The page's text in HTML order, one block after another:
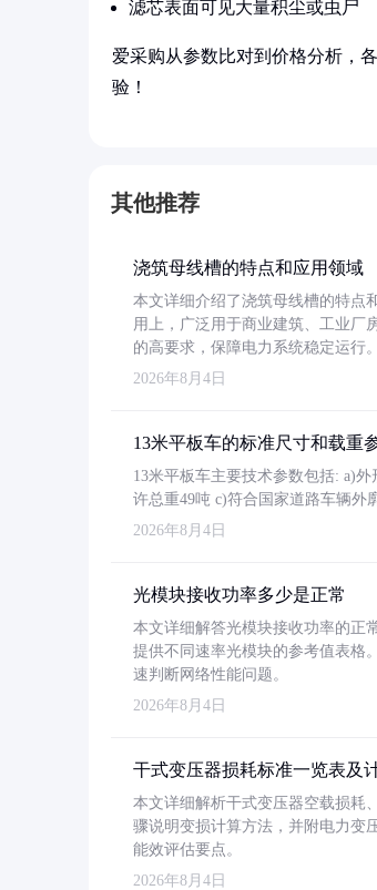
滤芯表面可见大量积尘或虫尸
爱采购从参数比对到价格分析，
验！
其他推荐
浇筑母线槽的特点和应用领域
本文详细介绍了浇筑母线槽的特点
用上，广泛用于商业建筑、工业厂
的高要求，保障电力系统稳定运行。
2026年8月4日
13米平板车的标准尺寸和载重
13米平板车主要技术参数包括: a)
许总重49吨 c)符合国家道路车辆外
2026年8月4日
光模块接收功率多少是正常
本文详细解答光模块接收功率的正
提供不同速率光模块的参考值表格
速判断网络性能问题。
2026年8月4日
干式变压器损耗标准一览表及
本文详细解析干式变压器空载损耗
骤说明变损计算方法，并附电力变
能效评估要点。
2026年8月4日